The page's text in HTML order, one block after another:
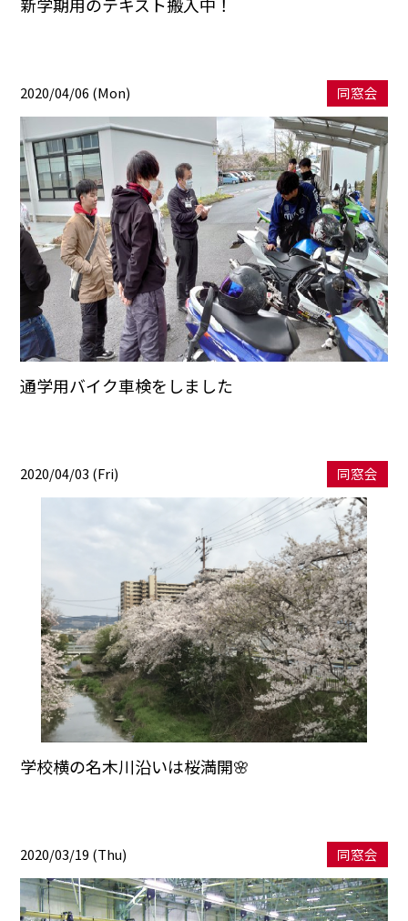
2020/04/06 (Mon) 同窓会
通学用バイク車検をしました
2020/04/03 (Fri) 同窓会
学校横の名木川沿いは桜満開🌸
2020/03/19 (Thu) 同窓会